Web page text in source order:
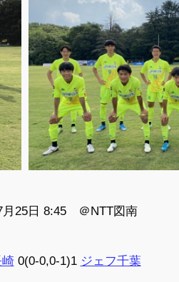
月25日 8:45 ＠NTT図南
0(0-0,0-1)1 ジェフ千葉